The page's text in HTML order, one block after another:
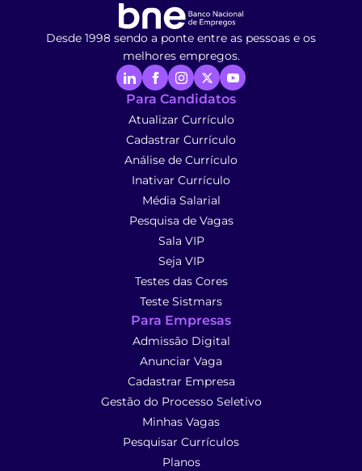
Desde 1998 sendo a ponte entre as pessoas e os
melhores empregos.
Para Candidatos
Atualizar Currículo
Cadastrar Currículo
Análise de Currículo
Inativar Currículo
Média Salarial
Pesquisa de Vagas
Sala VIP
Seja VIP
Testes das Cores
Teste Sistmars
Para Empresas
Admissão Digital
Anunciar Vaga
Cadastrar Empresa
Gestão do Processo Seletivo
Minhas Vagas
Pesquisar Currículos
Planos